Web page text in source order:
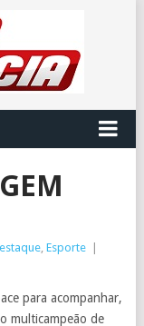
, Esporte
para acompanhar,
multicampeão de